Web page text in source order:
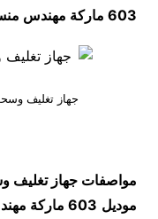
603 ماركة مهندس منسي
جهاز تغليف
مواصفات جهاز تغليف
موديل 603 ماركة مهندس منسي